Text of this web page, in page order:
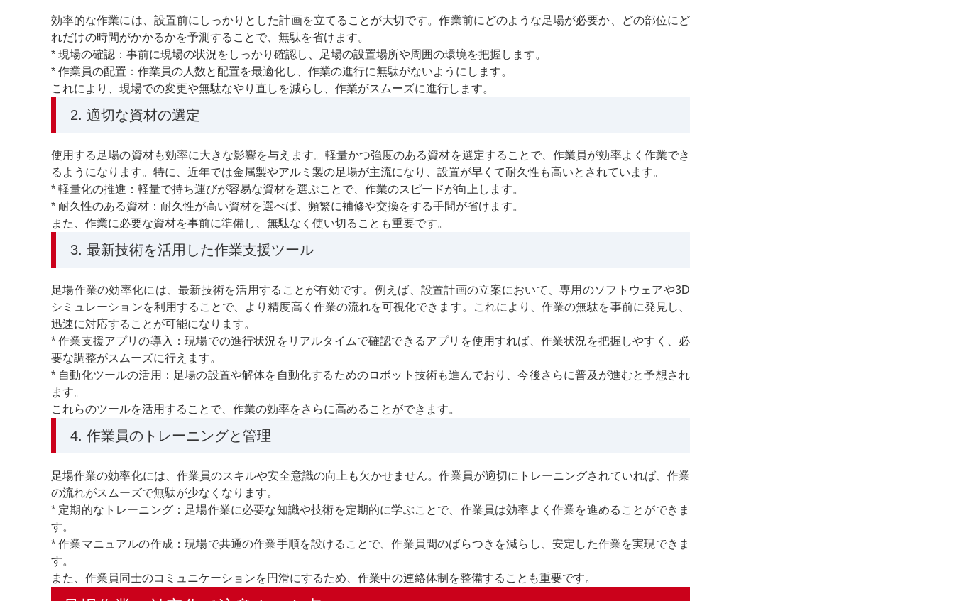
効率的な作業には、設置前にしっかりとした計画を立てることが大切です。作業前にどのような足場が必要か、どの部位にど
れだけの時間がかかるかを予測することで、無駄を省けます。
* 現場の確認：事前に現場の状況をしっかり確認し、足場の設置場所や周囲の環境を把握します。
* 作業員の配置：作業員の人数と配置を最適化し、作業の進行に無駄がないようにします。
これにより、現場での変更や無駄なやり直しを減らし、作業がスムーズに進行します。
2. 適切な資材の選定
使用する足場の資材も効率に大きな影響を与えます。軽量かつ強度のある資材を選定することで、作業員が効率よく作業でき
るようになります。特に、近年では金属製やアルミ製の足場が主流になり、設置が早くて耐久性も高いとされています。
* 軽量化の推進：軽量で持ち運びが容易な資材を選ぶことで、作業のスピードが向上します。
* 耐久性のある資材：耐久性が高い資材を選べば、頻繁に補修や交換をする手間が省けます。
また、作業に必要な資材を事前に準備し、無駄なく使い切ることも重要です。
3. 最新技術を活用した作業支援ツール
足場作業の効率化には、最新技術を活用することが有効です。例えば、設置計画の立案において、専用のソフトウェアや3D
シミュレーションを利用することで、より精度高く作業の流れを可視化できます。これにより、作業の無駄を事前に発見し、
迅速に対応することが可能になります。
* 作業支援アプリの導入：現場での進行状況をリアルタイムで確認できるアプリを使用すれば、作業状況を把握しやすく、必
要な調整がスムーズに行えます。
* 自動化ツールの活用：足場の設置や解体を自動化するためのロボット技術も進んでおり、今後さらに普及が進むと予想され
ます。
これらのツールを活用することで、作業の効率をさらに高めることができます。
4. 作業員のトレーニングと管理
足場作業の効率化には、作業員のスキルや安全意識の向上も欠かせません。作業員が適切にトレーニングされていれば、作業
の流れがスムーズで無駄が少なくなります。
* 定期的なトレーニング：足場作業に必要な知識や技術を定期的に学ぶことで、作業員は効率よく作業を進めることができま
す。
* 作業マニュアルの作成：現場で共通の作業手順を設けることで、作業員間のばらつきを減らし、安定した作業を実現できま
す。
また、作業員同士のコミュニケーションを円滑にするため、作業中の連絡体制を整備することも重要です。